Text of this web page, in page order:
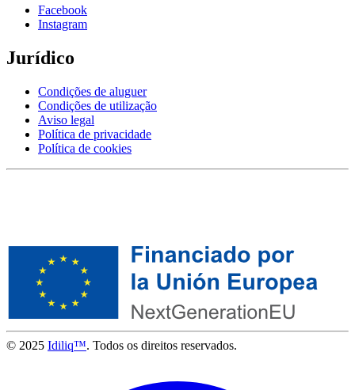
Facebook
Instagram
Jurídico
Condições de aluguer
Condições de utilização
Aviso legal
Política de privacidade
Política de cookies
© 2025 Idiliq™. Todos os direitos reservados.